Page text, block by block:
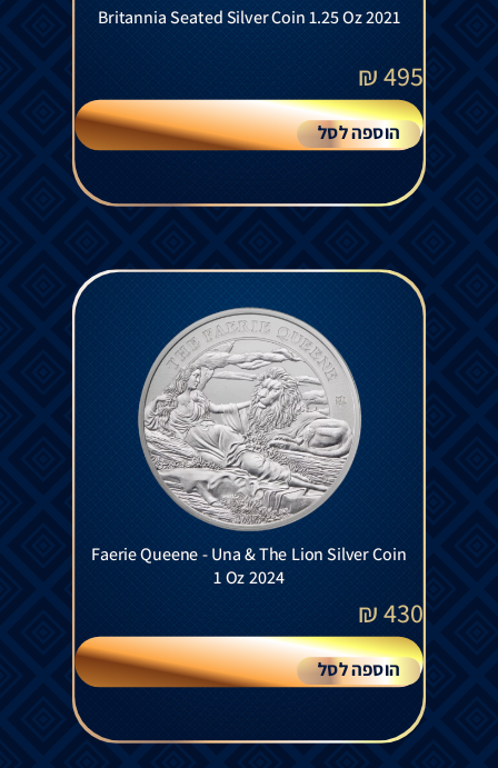
Britannia Seated Silver Coin 1.25 Oz 2021
495
₪
הוספה לסל
Faerie Queene - Una & The Lion Silver Coin
1 Oz 2024
430
₪
הוספה לסל